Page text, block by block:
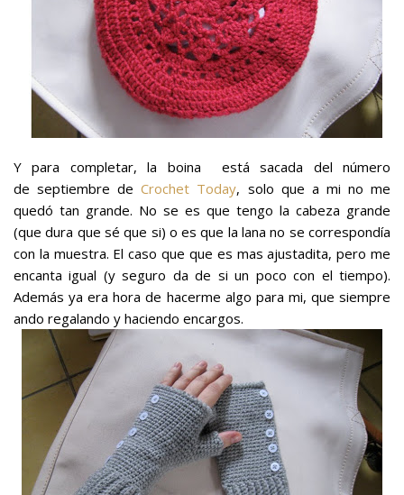
Y para completar, la boina está sacada del número
de septiembre deCrochet Today, solo que a mi no me
quedó tan grande. No se es que tengo la cabeza grande
(que dura que sé que si) o es que la lana no se correspondía
con la muestra. El caso que que es mas ajustadita, pero me
encanta igual (y seguro da de si un poco con el tiempo).
Además ya era hora de hacerme algo para mi, que siempre
ando regalando y haciendo encargos.